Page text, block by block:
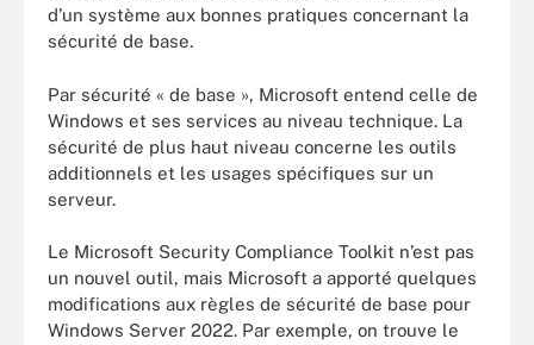
d’un système aux bonnes pratiques concernant la
sécurité de base.
Par sécurité « de base », Microsoft entend celle de
Windows et ses services au niveau technique. La
sécurité de plus haut niveau concerne les outils
additionnels et les usages spécifiques sur un
serveur.
Le Microsoft Security Compliance Toolkit n’est pas
un nouvel outil, mais Microsoft a apporté quelques
modifications aux règles de sécurité de base pour
Windows Server 2022. Par exemple, on trouve le